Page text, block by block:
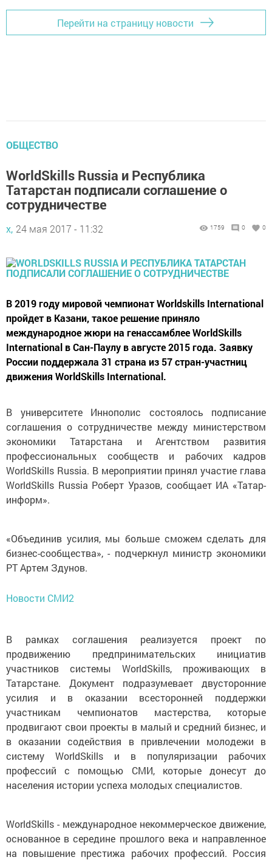
Перейти на страницу новости
ОБЩЕСТВО
WorldSkills Russia и Республика
Татарстан подписали соглашение о
сотрудничестве
х, 24 мая 2017 - 11:32 1759 0 0
В 2019 году мировой чемпионат Worldskills International
пройдет в Казани, такое решение приняло
международное жюри на генассамблее WorldSkills
International в Сан-Паулу в августе 2015 года. Заявку
России поддержала 31 страна из 57 стран-участниц
движения WorldSkills International.
В университете Иннополис состоялось подписание
соглашения о сотрудничестве между министерством
экономики Татарстана и Агентством развития
профессиональных сообществ и рабочих кадров
WorldSkills Russia. В мероприятии принял участие глава
WorldSkills Russia Роберт Уразов, сообщает ИА «Татар-
информ».
«Объединив усилия, мы больше сможем сделать для
бизнес-сообщества», - подчеркнул министр экономики
РТ Артем Здунов.
Новости СМИ2
В рамках соглашения реализуется проект по
продвижению предпринимательских инициатив
участников системы WorldSkills, проживающих в
Татарстане. Документ подразумевает двусторонние
усилия и в оказании всесторонней поддержки
участникам чемпионатов мастерства, которые
продвигают свои проекты в малый и средний бизнес, и
в оказании содействия в привлечении молодежи в
систему WorldSkills и в популяризации рабочих
профессий с помощью СМИ, которые донесут до
населения истории успеха молодых специалистов.
WorldSkills - международное некоммерческое движение,
основанное в середине прошлого века и направленное
на повышение престижа рабочих профессий. Россия